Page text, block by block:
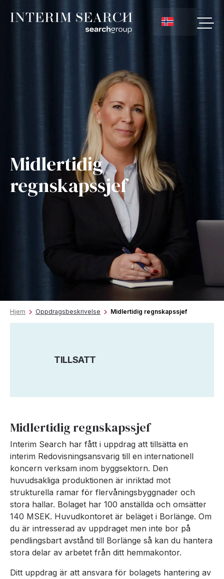
Midlertidig
regnskapssjef
Hjem Oppdragsbeskrivelse Midlertidig regnskapssjef
TILLSATT
Midlertidig regnskapssjef
Interim Search har fått i uppdrag att tillsätta en
interim Redovisningsansvarig till en internationell
koncern verksam inom byggsektorn. Den
huvudsakliga produktionen är inriktad mot
strukturella ramar för flervåningsbyggnader och
stora hallar. Bolaget har 100 anställda och omsätter
140 MSEK. Huvudkontoret är beläget i Borlänge. Om
du är intresserad av uppdraget men inte bor på
pendlingsbart avstånd till Borlänge så kan du hantera
stora delar av arbetet från ditt hemmakontor.
Ditt uppdrag är att ansvara för bolagets hantering av